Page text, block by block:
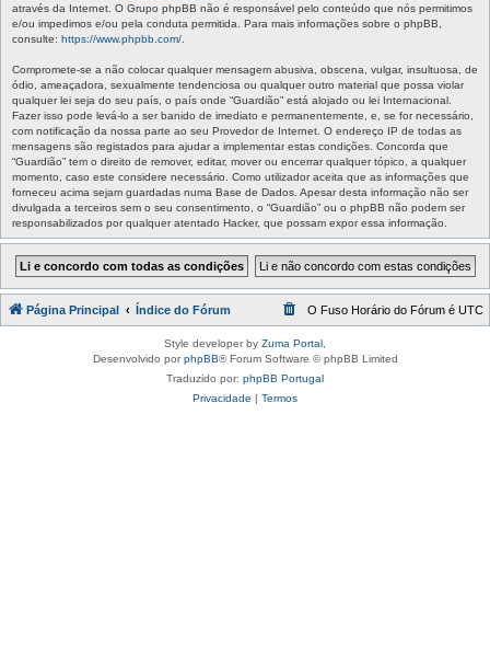
através da Internet. O Grupo phpBB não é responsável pelo conteúdo que nós permitimos
e/ou impedimos e/ou pela conduta permitida. Para mais informações sobre o phpBB,
consulte: https://www.phpbb.com/
Compromete-se a não colocar qualquer mensagem abusiva, obscena, vulgar, insultuosa, de
ódio, ameaçadora, sexualmente tendenciosa ou qualquer outro material que possa violar
qualquer lei seja do seu país, o país onde “Guardião” está alojado ou lei Internacional.
Fazer isso pode levá-lo a ser banido de imediato e permanentemente, e, se for necessário,
com notificação da nossa parte ao seu Provedor de Internet. O endereço IP de todas as
mensagens são registados para ajudar a implementar estas condições. Concorda que
“Guardião” tem o direito de remover, editar, mover ou encerrar qualquer tópico, a qualquer
momento, caso este considere necessário. Como utilizador aceita que as informações que
forneceu acima sejam guardadas numa Base de Dados. Apesar desta informação não ser
divulgada a terceiros sem o seu consentimento, o “Guardião” ou o phpBB não podem ser
responsabilizados por qualquer atentado Hacker, que possam expor essa informação.
Página Principal Índice do Fórum O Fuso Horário do Fórum é UTC
Style developer by Zuma Portal
Desenvolvido porphpBB® Forum Software © phpBB Limited
Traduzido por: phpBB Portugal
Privacidade | Termos